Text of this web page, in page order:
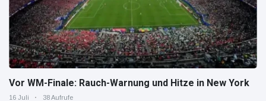
Vor WM-Finale: Rauch-Warnung und Hitze in New York
16 Juli 38 Aufrufe